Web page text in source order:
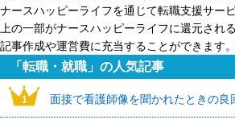
ナースハッピーライフを通じて転職支援サー
上の一部がナースハッピーライフに還元され
記事作成や運営費に充当することができます
「転職・就職」の人気記事
1 面接で看護師像を聞かれたときの良